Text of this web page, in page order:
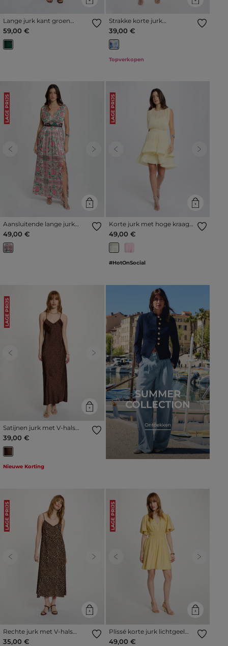
Lange jurk kant groen
vrouw
59,00 €
Strakke korte jurk
meerkleurig vrouw
39,00 €
Topverkopen
LAGE PRIJS
Previous Next
Aansluitende lange jurk
meerkleurig vrouw
49,00 €
LAGE PRIJS
Previous Next
Korte jurk met hoge kraag
pastel geel vrouw
49,00 €
#HotOnSocial
LAGE PRIJS
Previous Next
Satijnen jurk met V-hals
meerkleurig vrouw
39,00 €
Nieuwe Korting
LAGE PRIJS
Previous Next
Rechte jurk met V-hals
meerkleurig vrouw
35,00 €
LAGE PRIJS
Previous Next
Plissé korte jurk lichtgeel
vrouw
49,00 €